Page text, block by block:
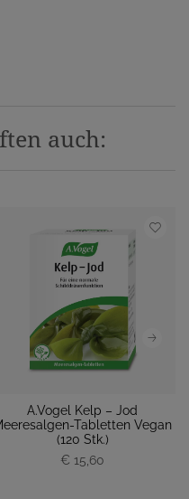
auch:
A.Vogel Kelp – Jod
Tabletten Vegan
(120 Stk.)
€ 15,60
P